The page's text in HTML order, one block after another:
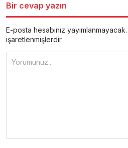
Bir cevap yazın
E-posta hesabınız yayımlanmayacak.
işaretlenmişlerdir